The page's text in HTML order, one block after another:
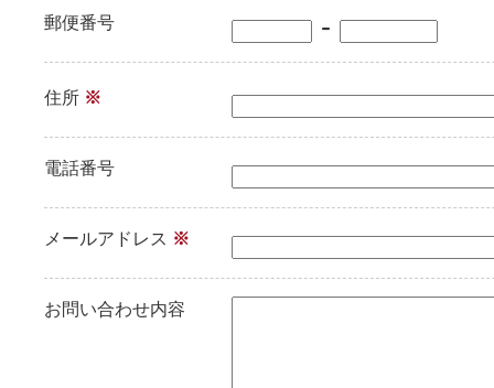
郵便番号 -
住所 ※
電話番号
メールアドレス ※
お問い合わせ内容